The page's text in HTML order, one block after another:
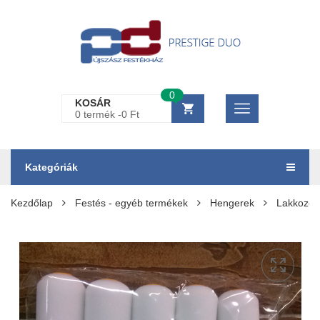
KOSÁR
0 termék -0 Ft
0
Kategóriák
Kezdőlap Festés - egyéb termékek Hengerek